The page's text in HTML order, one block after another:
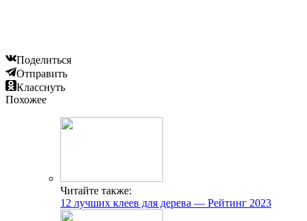
Поделиться
Отправить
Класснуть
Похожее
Читайте также:
12 лучших клеев для дерева — Рейтинг 2023